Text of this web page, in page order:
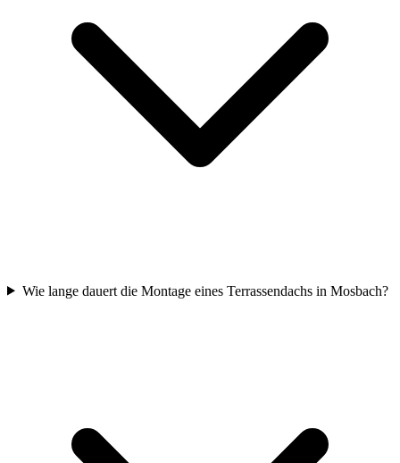
Wie lange dauert die Montage eines Terrassendachs in Mosbach?